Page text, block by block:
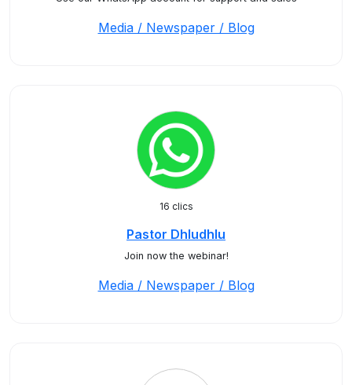
Media / Newspaper / Blog
16 clics
Pastor Dhludhlu
Join now the webinar!
Media / Newspaper / Blog